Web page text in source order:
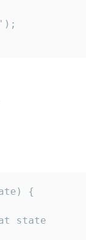
{
state